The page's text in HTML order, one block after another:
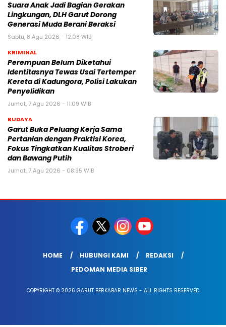
Suara Anak Jadi Bagian Gerakan
Lingkungan, DLH Garut Dorong
Generasi Muda Berani Beraksi
Sabtu, 8 Agu 2026 - 12:08 WIB
KRIMINAL
Perempuan Belum Diketahui
Identitasnya Tewas Usai Tertemper
Kereta di Kadungora, Polisi Lakukan
Penyelidikan
Jumat, 7 Agu 2026 - 11:09 WIB
BUDAYA
Garut Buka Peluang Kerja Sama
Pertanian dengan Praktisi Korea,
Fokus Tingkatkan Kualitas Stroberi
dan Bawang Putih
Jumat, 7 Agu 2026 - 08:35 WIB
HOME HUBUNGI KAMI
REDAKSI
PEDOMAN MEDIA SIBER
COPYRIGHT © 2026 GARUT BERKABAR NEWS - ALL RIGHTS RESERVED